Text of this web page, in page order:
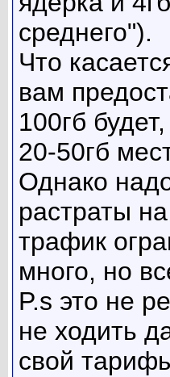
среднего").
Что
вам
100гб
20-50гб
Однако
растраты
трафик
много, но
P.s это не
не ходить
свой